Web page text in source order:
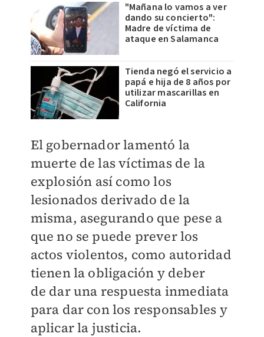
"Mañana lo vamos a ver
dando su concierto":
Madre de víctima de
ataque en Salamanca
Tienda negó el servicio a
papá e hija de 8 años por
utilizar mascarillas en
California
El gobernador lamentó la
muerte de las víctimas de la
explosión así como los
lesionados derivado de la
misma, asegurando que pese a
que no se puede prever los
actos violentos, como autoridad
tienen la obligación y deber
de dar una respuesta inmediata
para dar con los responsables y
aplicar la justicia.